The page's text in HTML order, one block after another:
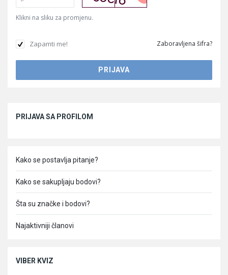
Klikni na sliku za promjenu.
Zapamti me! Zaboravljena šifra?
PRIJAVA SA PROFILOM
Kako se postavlja pitanje?
Kako se sakupljaju bodovi?
Šta su značke i bodovi?
Najaktivniji članovi
VIBER KVIZ